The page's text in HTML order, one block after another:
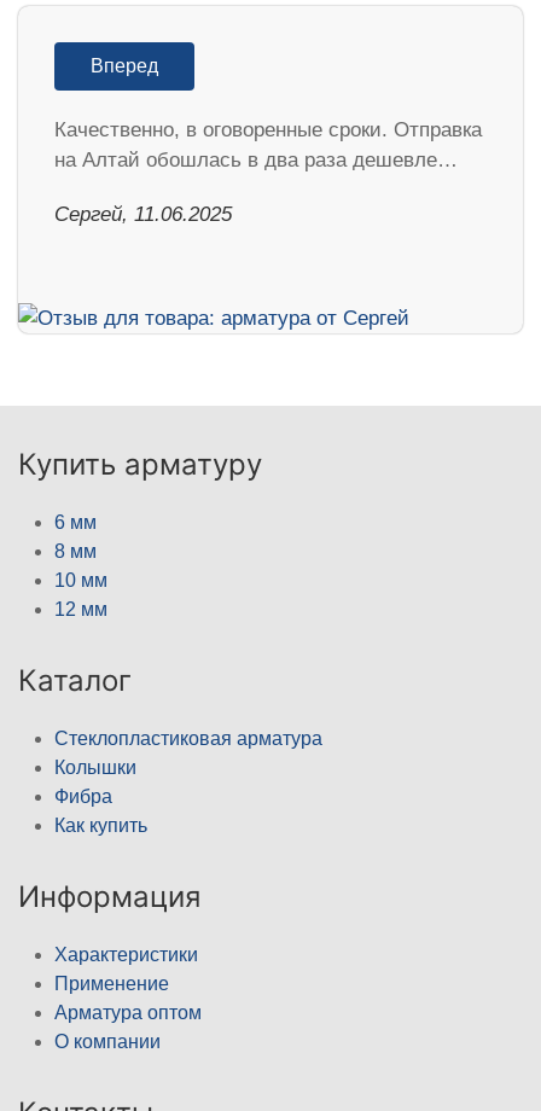
Вперед
Качественно, в оговоренные сроки. Отправка
на Алтай обошлась в два раза дешевле…
Сергей, 11.06.2025
Купить арматуру
6 мм
8 мм
10 мм
12 мм
Каталог
Стеклопластиковая арматура
Колышки
Фибра
Как купить
Информация
Характеристики
Применение
Арматура оптом
О компании